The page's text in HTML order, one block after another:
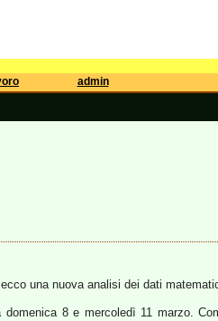
admin
una nuova analisi dei dati
domenica 8 e mercoledì 11 marzo.